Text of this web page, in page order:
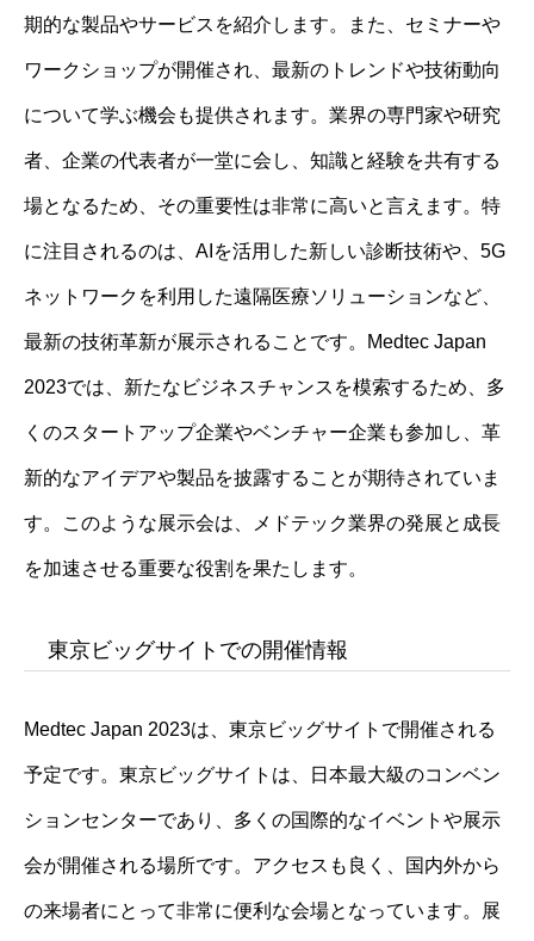
期的な製品やサービスを紹介します。また、セミナーや
ワークショップが開催され、最新のトレンドや技術動向
について学ぶ機会も提供されます。業界の専門家や研究
者、企業の代表者が一堂に会し、知識と経験を共有する
場となるため、その重要性は非常に高いと言えます。特
に注目されるのは、AIを活用した新しい診断技術や、5G
ネットワークを利用した遠隔医療ソリューションなど、
最新の技術革新が展示されることです。Medtec Japan
2023では、新たなビジネスチャンスを模索するため、多
くのスタートアップ企業やベンチャー企業も参加し、革
新的なアイデアや製品を披露することが期待されていま
す。このような展示会は、メドテック業界の発展と成長
を加速させる重要な役割を果たします。
東京ビッグサイトでの開催情報
Medtec Japan 2023は、東京ビッグサイトで開催される
予定です。東京ビッグサイトは、日本最大級のコンベン
ションセンターであり、多くの国際的なイベントや展示
会が開催される場所です。アクセスも良く、国内外から
の来場者にとって非常に便利な会場となっています。展